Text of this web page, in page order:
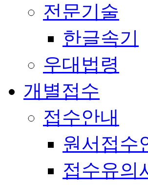
전문기술
한글속기
우대법령
개별접수
접수안내
원서접수
접수유의